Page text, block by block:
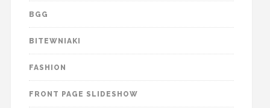
BGG
BITEWNIAKI
FASHION
FRONT PAGE SLIDESHOW